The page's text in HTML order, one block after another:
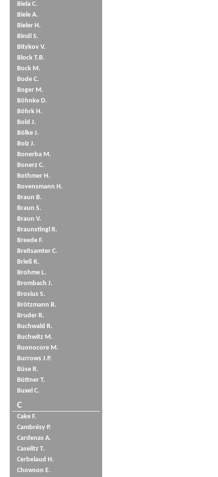
Biela C.
Biele A.
Bieler H.
Bindl S.
Bitykov V.
Block T.B.
Bock M.
Bode C.
Boger M.
Böhnke D.
Böhrk H.
Bold J.
Bölke J.
Bolz J.
Bonerba M.
Bonerz C.
Bothmer H.
Bovensmann H.
Braun B.
Braun S.
Braun V.
Braunstingl R.
Breede F.
Breitsamter C.
Brieß K.
Brohme L.
Brombach J.
Brosius S.
Brötzmann B.
Bruder R.
Buchwald R.
Buchwitz M.
Buonocore M.
Burrows J.P.
Büse R.
Büttner T.
Buxel C.
C
Cake F.
Cambrésy P.
Cardenas A.
Caselitz T.
Cerbelaud H.
Chowson E.